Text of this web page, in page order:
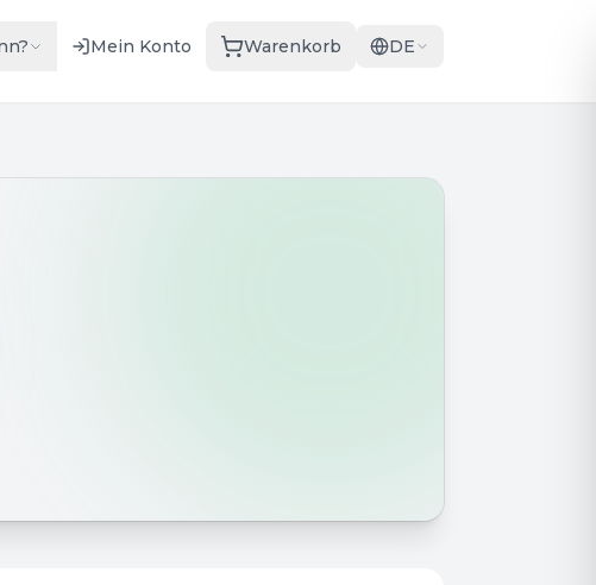
Mein Konto Warenkorb DE